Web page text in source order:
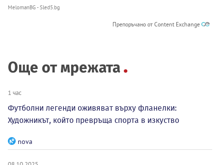
MelomanBG - Sled5.bg
Препоръчано от Content Exchange
Още от мрежата
1 час
Футболни легенди оживяват върху фланелки:
Художникът, който превръща спорта в изкуство
nova